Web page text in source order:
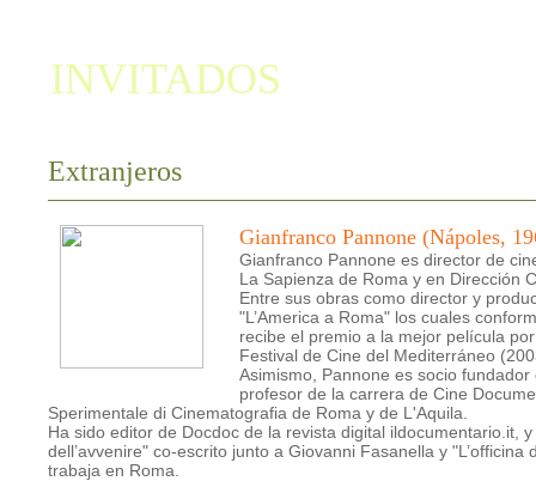
INVITADOS
Extranjeros
Gianfranco Pannone (Nápoles,
Gianfranco Pannone es director de
La Sapienza de Roma y en Dirección
Entre sus obras como director y
"L’America a Roma" los cuales
recibe el premio a la mejor película
Festival de Cine del Mediterráneo
Asimismo, Pannone es socio
profesor de la carrera de Cine
Sperimentale di Cinematografia de Roma y de L'Aquila.
Ha sido editor de Docdoc de la revista digital ildocumentario.it,
dell’avvenire" co-escrito junto a Giovanni Fasanella y
trabaja en Roma.